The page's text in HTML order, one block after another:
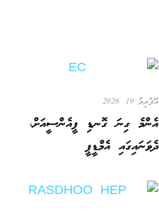
އޭޕްރިލް 19, 2026
އެންމެ ގިނަ ގޮނޑި ޕީއެންސީއަށް،
ދެވަނައިގައި އެމްޑީޕީ